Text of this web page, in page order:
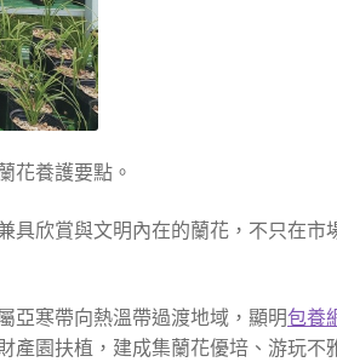
花養護要點。
欣賞與文明內在的蘭花，不只在
亞寒帶向熱溫帶過渡地域，顯明包養
園扶植，建成集蘭花優培、游玩